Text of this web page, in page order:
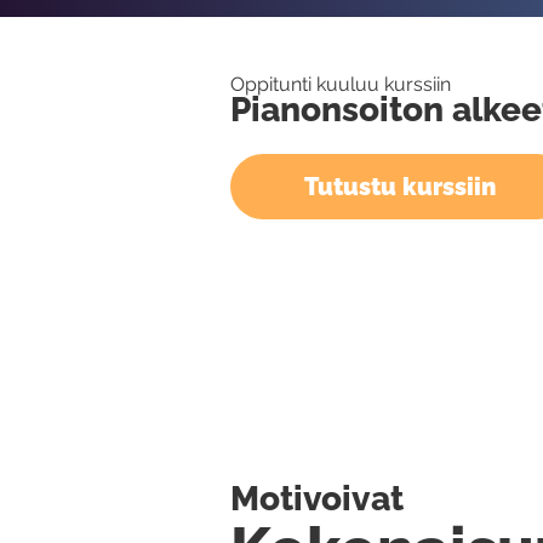
Oppitunti kuuluu kurssiin
Pianonsoiton
Tutustu kurssiin
Motivoivat